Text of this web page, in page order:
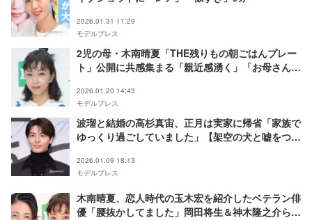
2026.01.31 11:29
モデルプレス
2児の母・木南晴夏「THE残りもの朝ごはんプレー
ト」公開に共感集まる「親近感湧く」「お母さんあ
2026.01.20 14:43
モデルプレス
波瑠と結婚の高杉真宙、正月は実家に帰省「家族で
ゆっくり過ごしていました」【架空の犬と嘘をつく
2026.01.09 18:13
モデルプレス
木南晴夏、恋人時代の玉木宏を紹介したベテラン俳
優「腰抜かしてました」岡田将生＆神木隆之介らと